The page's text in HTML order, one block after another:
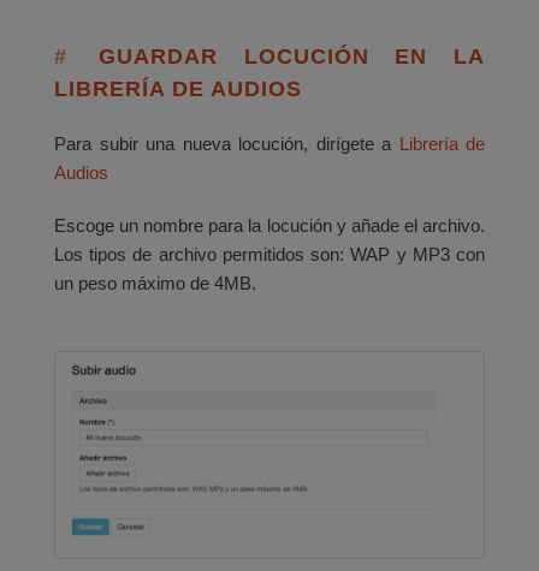
GUARDAR LOCUCIÓN EN LA
LIBRERÍA DE AUDIOS
Para subir una nueva locución, dirígete a Librería de
Audios
Escoge un nombre para la locución y añade el archivo.
Los tipos de archivo permitidos son: WAP y MP3 con
un peso máximo de 4MB.